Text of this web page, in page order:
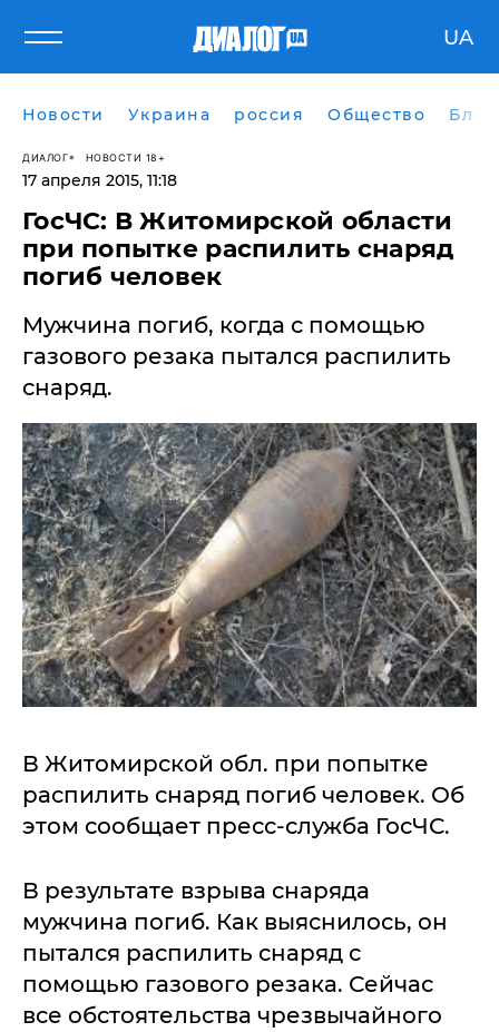
UA
Новости Украина россия Общество
ДИАЛОГ НОВОСТИ 18+
17 апреля 2015, 11:18
ГосЧС: В Житомирской области
при попытке распилить снаряд
погиб человек
Мужчина погиб, когда с помощью
газового резака пытался распилить
снаряд.
В Житомирской обл. при попытке
распилить снаряд погиб человек. Об
этом сообщает пресс-служба ГосЧС.
В результате взрыва снаряда
мужчина погиб. Как выяснилось, он
пытался распилить снаряд с
помощью газового резака. Сейчас
все обстоятельства чрезвычайного